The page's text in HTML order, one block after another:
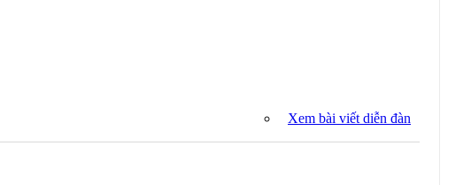
Xem bài viết diễn đàn